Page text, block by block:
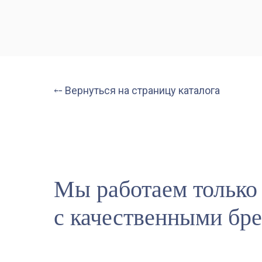
⤌ Вернуться на страницу каталога
Мы работаем только
с качественными